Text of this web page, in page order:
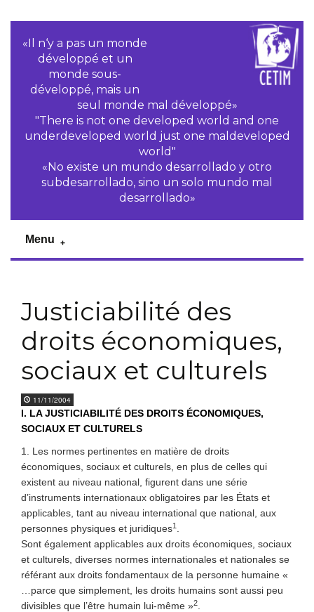
«Il n‘y a pas un monde
développé et un
monde sous-
développé, mais un
seul monde mal développé»
"There is not one developed world and one
underdeveloped world just one maldeveloped
world"
«No existe un mundo desarrollado y otro
subdesarrollado, sino un solo mundo mal
desarrollado»
Menu
Justiciabilité des
droits économiques,
sociaux et culturels
11/11/2004
I. LA JUSTICIABILITÉ DES DROITS ÉCONOMIQUES,
SOCIAUX ET CULTURELS
1. Les normes pertinentes en matière de droits
économiques, sociaux et culturels, en plus de celles qui
existent au niveau national, figurent dans une série
d’instruments internationaux obligatoires par les États et
applicables, tant au niveau international que national, aux
personnes physiques et juridiques1
Sont également applicables aux droits économiques, sociaux
et culturels, diverses normes internationales et nationales se
référant aux droits fondamentaux de la personne humaine «
…parce que simplement, les droits humains sont aussi peu
divisibles que l’être humain lui-même »2